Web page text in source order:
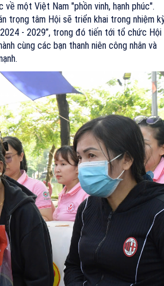
một Việt Nam "phồn vinh, hạnh phúc".
trọng tâm Hội sẽ triển khai trong nhiệm
- 2029”, trong đó tiến tới tổ chức Hội
cùng các bạn thanh niên công nhân và